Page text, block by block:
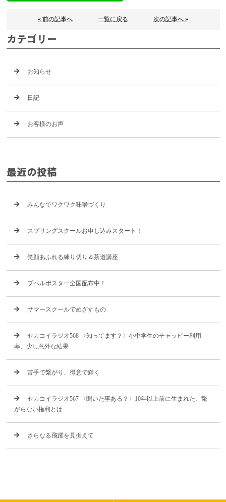
« 前の記事へ 一覧に戻る 次の記事へ »
カテゴリー
お知らせ
日記
お客様のお声
最近の投稿
みんなでワクワク味噌づくり
スプリングスクールお申し込みスタート！
笑顔あふれる練り切り＆茶道講座
プペルポスター全国配布中！
サマースクールでめざすもの
セカコイラジオ568 〈知ってます？〉小中学生のチャッピー利用
率、少し意外な結果
苦手で繋がり、得意で輝く
セカコイラジオ567 〈聞いた事ある？〉10年以上前に生まれた、繋
がらない権利とは
さらなる飛躍を見据えて